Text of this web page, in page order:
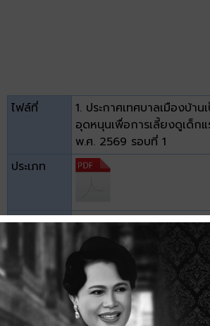
ไฟล์ที่
1. ประกาศเทศบาลเมืองบ้า
อุดหนุนเพื่อการเลี้ยงดูเด็ก
พ.ศ. 2569 รอบที่ 1
ประเภท
ขนาด
0.03 MB